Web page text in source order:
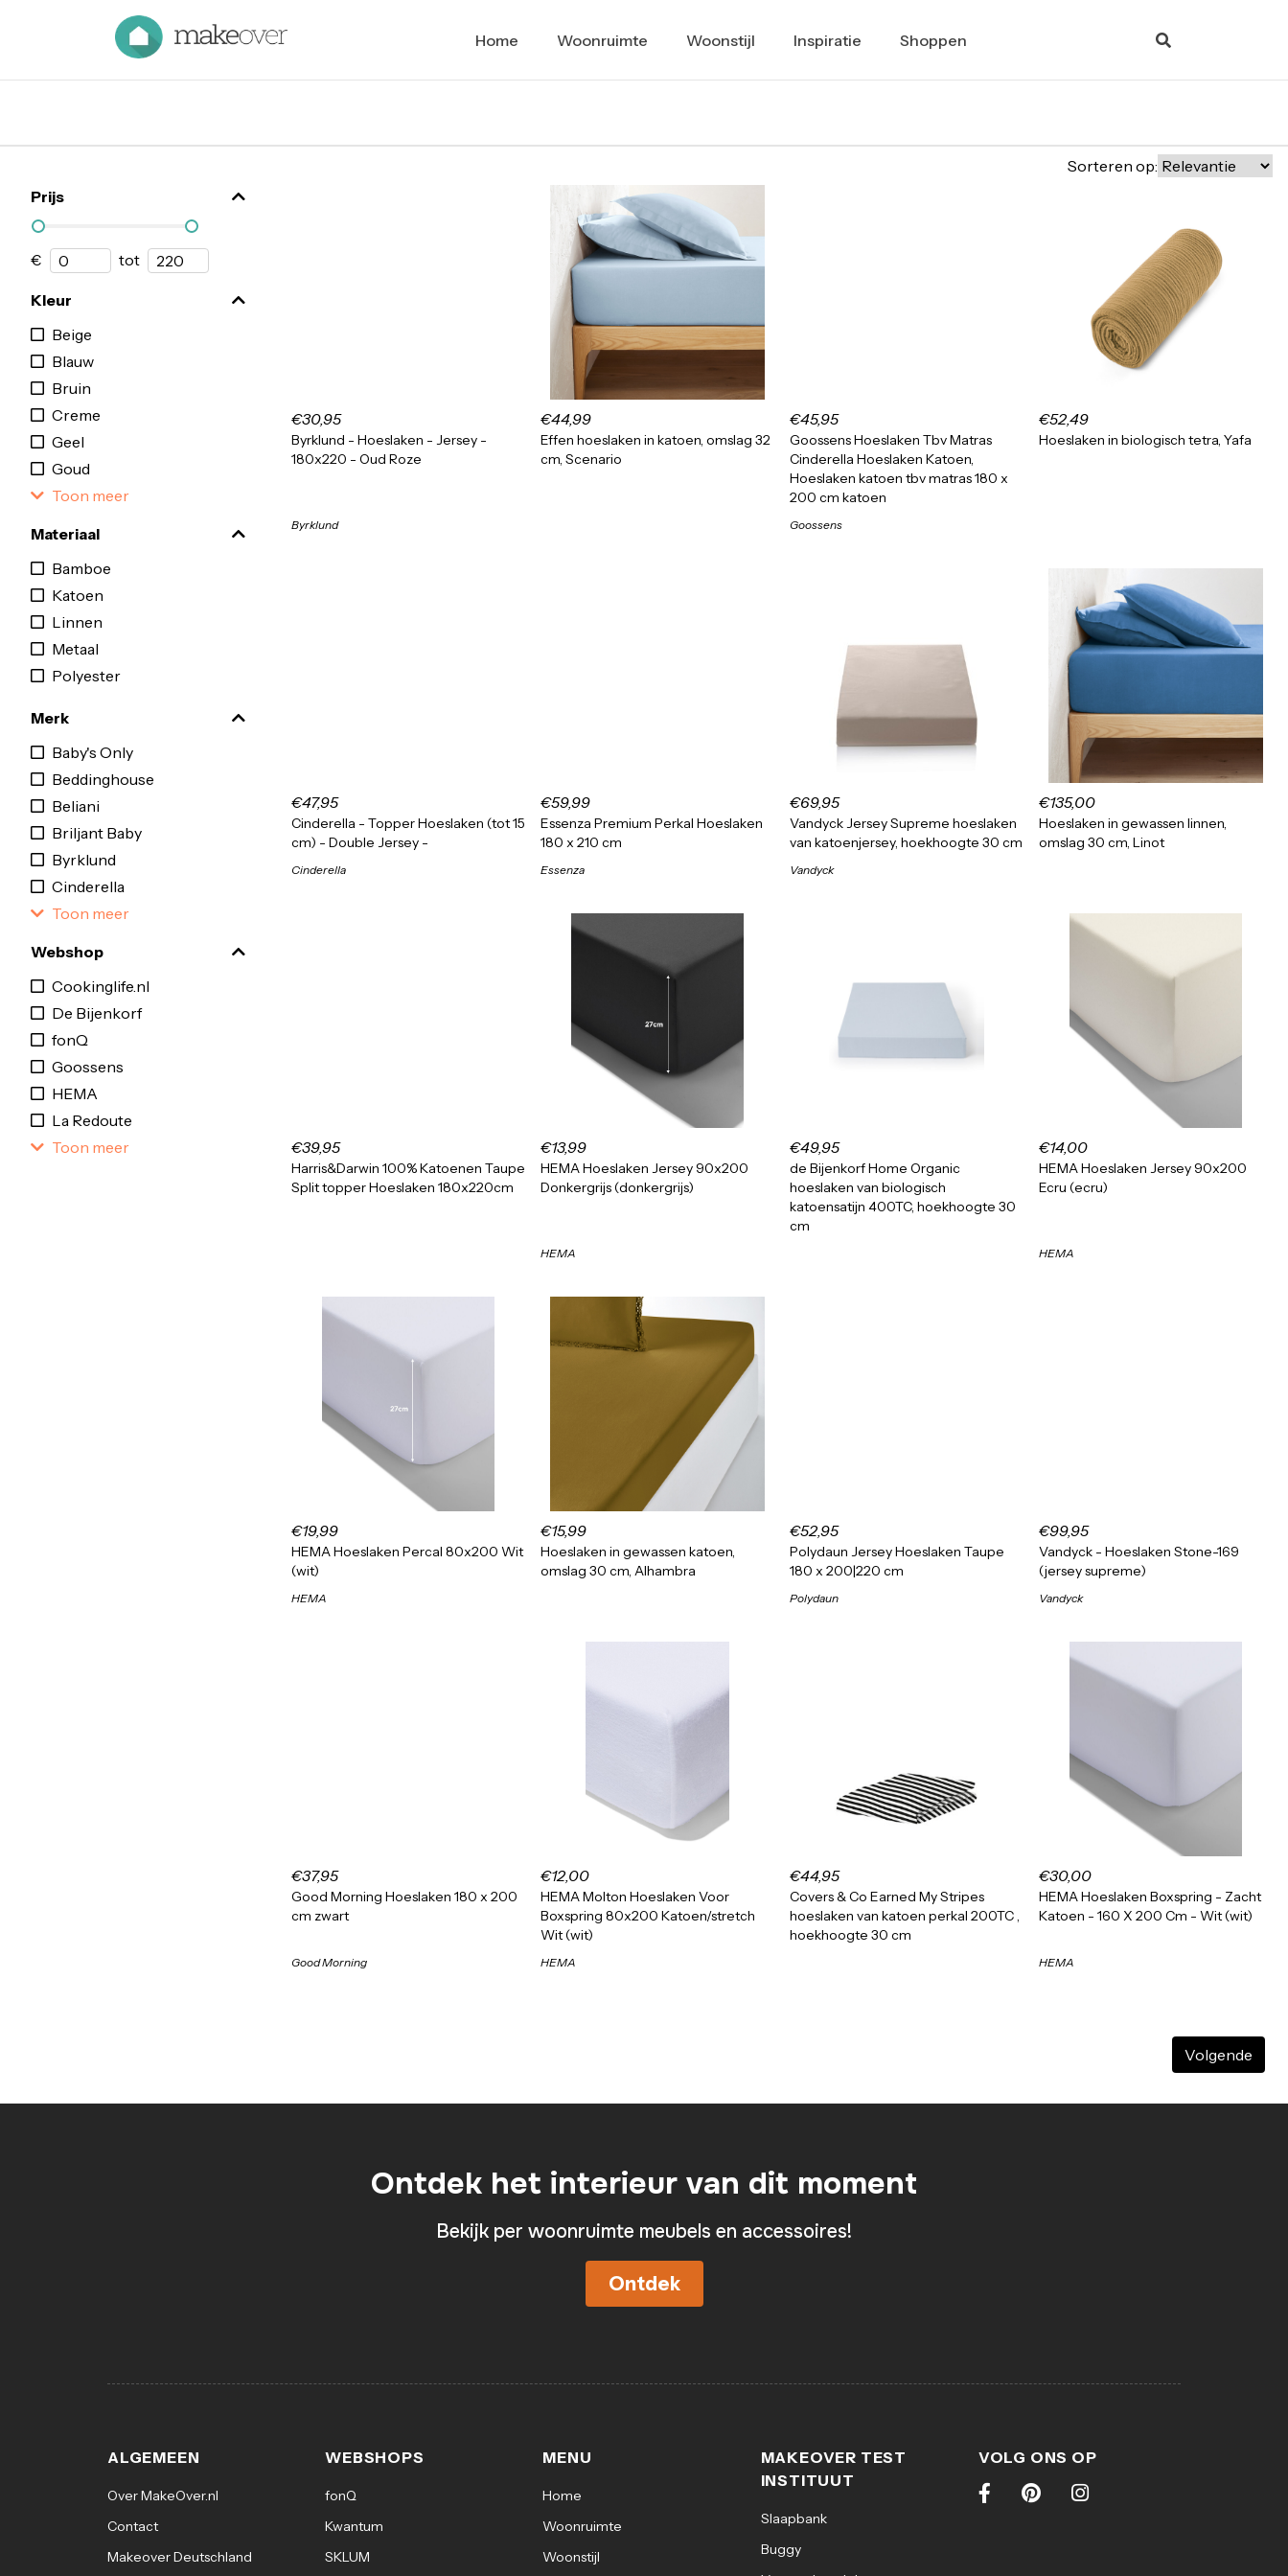
Home Woonruimte Woonstijl Inspiratie Shoppen
Prijs
€ tot
Kleur
Beige
Blauw
Bruin
Creme
Geel
Goud
Toon meer
Materiaal
Bamboe
Katoen
Linnen
Metaal
Polyester
Merk
Baby's Only
Beddinghouse
Beliani
Briljant Baby
Byrklund
Cinderella
Toon meer
Webshop
Cookinglife.nl
De Bijenkorf
fonQ
Goossens
HEMA
La Redoute
Toon meer
Sorteren op:
€30,95
Byrklund - Hoeslaken - Jersey -
180x220 - Oud Roze
Byrklund
€44,99
Effen hoeslaken in katoen, omslag 32
cm, Scenario
€45,95
Goossens Hoeslaken Tbv Matras
Cinderella Hoeslaken Katoen,
Hoeslaken katoen tbv matras 180 x
200 cm katoen
Goossens
€52,49
Hoeslaken in biologisch tetra, Yafa
€47,95
Cinderella - Topper Hoeslaken (tot 15
cm) - Double Jersey -
Cinderella
€59,99
Essenza Premium Perkal Hoeslaken
180 x 210 cm
Essenza
€69,95
Vandyck Jersey Supreme hoeslaken
van katoenjersey, hoekhoogte 30 cm
Vandyck
€135,00
Hoeslaken in gewassen linnen,
omslag 30 cm, Linot
€39,95
Harris&Darwin 100% Katoenen Taupe
Split topper Hoeslaken 180x220cm
€13,99
HEMA Hoeslaken Jersey 90x200
Donkergrijs (donkergrijs)
HEMA
€49,95
de Bijenkorf Home Organic
hoeslaken van biologisch
katoensatijn 400TC, hoekhoogte 30
cm
€14,00
HEMA Hoeslaken Jersey 90x200
Ecru (ecru)
HEMA
€19,99
HEMA Hoeslaken Percal 80x200 Wit
(wit)
HEMA
€15,99
Hoeslaken in gewassen katoen,
omslag 30 cm, Alhambra
€52,95
Polydaun Jersey Hoeslaken Taupe
180 x 200|220 cm
Polydaun
€99,95
Vandyck - Hoeslaken Stone-169
(jersey supreme)
Vandyck
€37,95
Good Morning Hoeslaken 180 x 200
cm zwart
Good Morning
€12,00
HEMA Molton Hoeslaken Voor
Boxspring 80x200 Katoen/stretch
Wit (wit)
HEMA
€44,95
Covers & Co Earned My Stripes
hoeslaken van katoen perkal 200TC ,
hoekhoogte 30 cm
€30,00
HEMA Hoeslaken Boxspring - Zacht
Katoen - 160 X 200 Cm - Wit (wit)
HEMA
Volgende
Ontdek het interieur van dit moment
Bekijk per woonruimte meubels en accessoires!
Ontdek
ALGEMEEN
Over MakeOver.nl
Contact
Makeover Deutschland
WEBSHOPS
fonQ
Kwantum
SKLUM
MENU
Home
Woonruimte
Woonstijl
MAKEOVER TEST
INSTITUUT
Slaapbank
Buggy
VOLG ONS OP